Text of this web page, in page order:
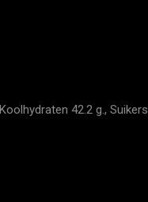
42.2 g., Suikers